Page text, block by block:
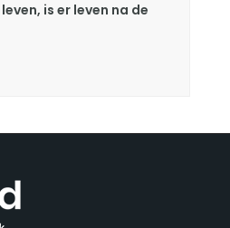
is er leven na de